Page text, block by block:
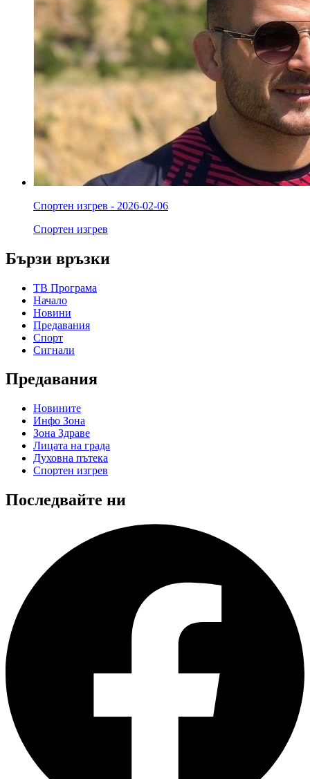
Спортен изгрев - 2026-02-06
Спортен изгрев
Бързи връзки
ТВ Програма
Начало
Новини
Предавания
Спорт
Сигнали
Предавания
Новините
Инфо Зона
Зона Здраве
Лицата на града
Духовна пътека
Спортен изгрев
Последвайте ни